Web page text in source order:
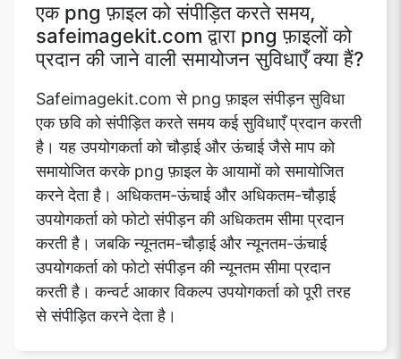
एक png फ़ाइल को संपीड़ित करते समय,
safeimagekit.com द्वारा png फ़ाइलों को
प्रदान की जाने वाली समायोजन सुविधाएँ क्या हैं?
Safeimagekit.com से png फ़ाइल संपीड़न सुविधा
एक छवि को संपीड़ित करते समय कई सुविधाएँ प्रदान करती
है। यह उपयोगकर्ता को चौड़ाई और ऊंचाई जैसे माप को
समायोजित करके png फ़ाइल के आयामों को समायोजित
करने देता है। अधिकतम-ऊंचाई और अधिकतम-चौड़ाई
उपयोगकर्ता को फोटो संपीड़न की अधिकतम सीमा प्रदान
करती है। जबकि न्यूनतम-चौड़ाई और न्यूनतम-ऊंचाई
उपयोगकर्ता को फोटो संपीड़न की न्यूनतम सीमा प्रदान
करती है। कन्वर्ट आकार विकल्प उपयोगकर्ता को पूरी तरह
से संपीड़ित करने देता है।